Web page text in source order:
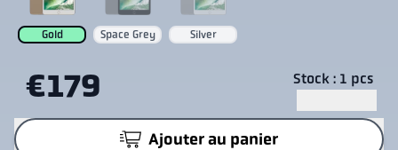
Gold Space Grey Silver
€179 Stock : 1 pcs
Ajouter au panier